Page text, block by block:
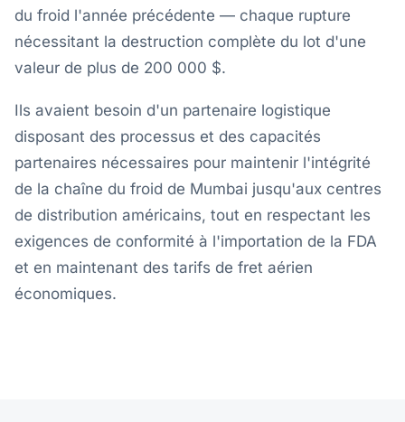
du froid l'année précédente — chaque rupture
nécessitant la destruction complète du lot d'une
valeur de plus de 200 000 $.
Ils avaient besoin d'un partenaire logistique
disposant des processus et des capacités
partenaires nécessaires pour maintenir l'intégrité
de la chaîne du froid de Mumbai jusqu'aux centres
de distribution américains, tout en respectant les
exigences de conformité à l'importation de la FDA
et en maintenant des tarifs de fret aérien
économiques.